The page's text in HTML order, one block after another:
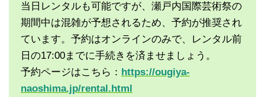
当日レンタルも可能ですが、瀬戸内国際芸術祭の
期間中は混雑が予想されるため、予約が推奨され
ています。予約はオンラインのみで、レンタル前
日の17:00までに手続きを済ませましょう。
予約ページはこちら： https://ougiya-
naoshima.jp/rental.html